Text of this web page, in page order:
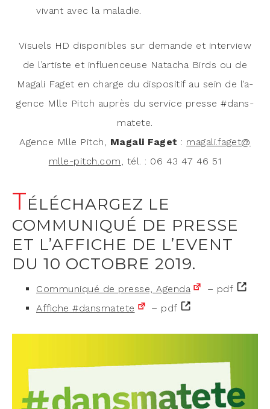
vivant avec la maladie.
Visuels HD dis­po­nibles sur demande et inter­view
de l’ar­tiste et influen­ceuse Nata­cha Birds ou de
Maga­li Faget en charge du dis­po­si­tif au sein de l’a­
gence Mlle Pitch auprès du ser­vice presse #dans­
ma­tete.
Agence Mlle Pitch, Maga­li Faget : magali.​faget@​
mlle-​pitch.​com, tél. : 06 43 47 46 51
TÉLÉCHARGEZ LE
COMMUNIQUÉ DE PRESSE
ET L’AFFICHE DE L’EVENT
DU 10 OCTOBRE 2019.
Com­mu­ni­qué de presse, Agen­da
– pdf
Affiche #dans­ma­tete
– pdf